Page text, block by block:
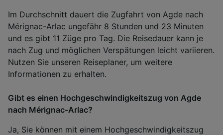
Im Durchschnitt dauert die Zugfahrt von Agde nach
Mérignac-Arlac ungefähr 8 Stunden und 23 Minuten
und es gibt 11 Züge pro Tag. Die Reisedauer kann je
nach Zug und möglichen Verspätungen leicht variieren.
Nutzen Sie unseren Reiseplaner, um weitere
Informationen zu erhalten.
Gibt es einen Hochgeschwindigkeitszug von Agde
nach Mérignac-Arlac?
Ja, Sie können mit einem Hochgeschwindigkeitszug